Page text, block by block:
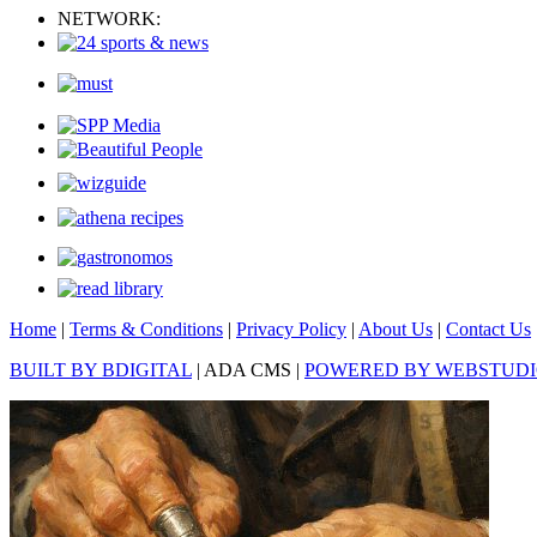
NETWORK:
Home | Terms & Conditions | Privacy Policy | About Us | Contact Us
BUILT BY BDIGITAL | ADA CMS | POWERED BY